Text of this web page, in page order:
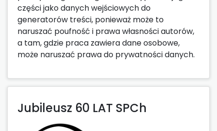
części jako danych wejściowych do
generatorów treści, ponieważ może to
naruszać poufność i prawa własności autorów,
a tam, gdzie praca zawiera dane osobowe,
może naruszać prawa do prywatności danych.
Jubileusz 60 LAT SPCh